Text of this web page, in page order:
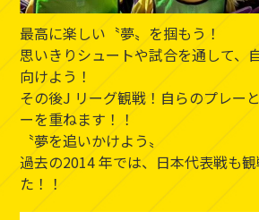
最高に楽しい〝夢〟を掴もう！
思いきりシュートや試合を通して、
向けよう！
その後J リーグ観戦！自らのプレー
ーを重ねます！！
〝夢を追いかけよう〟
過去の2014 年では、日本代表戦も
た！！